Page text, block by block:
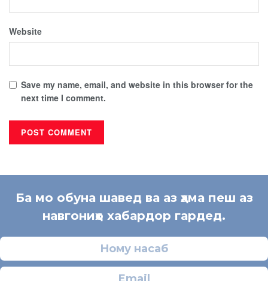
Website
Save my name, email, and website in this browser for the
next time I comment.
Ба мо обуна шавед ва аз ҳама пеш аз
навгониҳо хабардор гардед.